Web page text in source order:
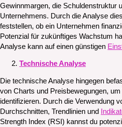
Gewinnmargen, die Schuldenstruktur
Unternehmens. Durch die Analyse
feststellen, ob ein Unternehmen
Potenzial für zukünftiges Wachstum
Analyse kann auf einen günstigen
Technische Analyse
Die technische Analyse hingegen
von Charts und Preisbewegungen,
identifizieren. Durch die Verwendung
Durchschnitten, Trendlinien und
Strength Index (RSI) kannst du